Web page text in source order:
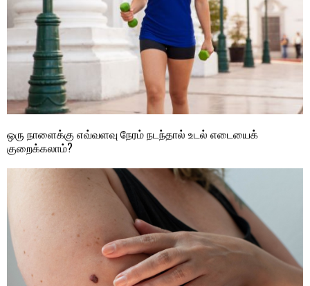
ஒரு நாளைக்கு எவ்வளவு நேரம் நடந்தால் உடல் எடையைக்
குறைக்கலாம்?